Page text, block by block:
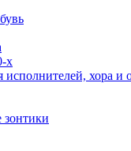
х
хора и
зонтики